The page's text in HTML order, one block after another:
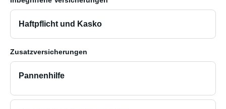
Haftpflicht und Kasko
Zusatzversicherungen
Pannenhilfe